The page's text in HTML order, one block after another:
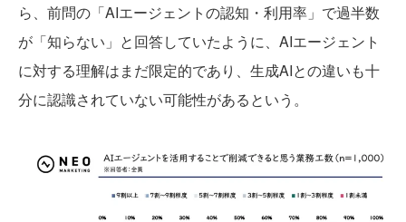
ら、前問の「AIエージェントの認知・利用率」で過半数
が「知らない」と回答していたように、AIエージェント
に対する理解はまだ限定的であり、生成AIとの違いも十
分に認識されていない可能性があるという。